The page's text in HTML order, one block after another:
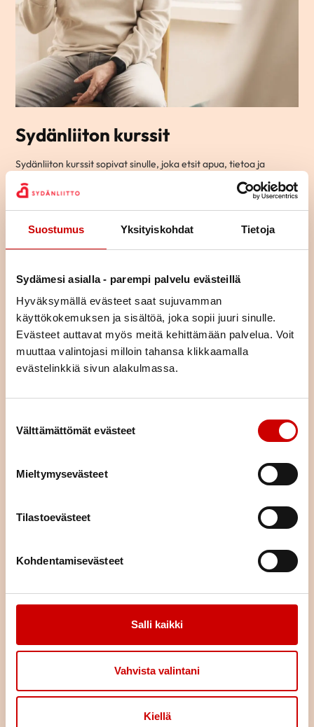
Suostumus Yksityiskohdat Tietoja
Sydämesi asialla - parempi palvelu evästeillä
Hyväksymällä evästeet saat sujuvamman
käyttökokemuksen ja sisältöä, joka sopii juuri sinulle.
Evästeet auttavat myös meitä kehittämään palvelua. Voit
muuttaa valintojasi milloin tahansa klikkaamalla
evästelinkkiä sivun alakulmassa.
Välttämättömät evästeet
Mieltymysevästeet
Tilastoevästeet
Kohdentamisevästeet
Salli kaikki
Vahvista valintani
Kiellä
Sydänliiton kurssit
Sydänliiton kurssit sopivat sinulle, joka etsit apua, tietoa ja
Ryhmämuotoisilla kursseillamme pääset tapaamaan toisia
samassa elämäntilanteessa olevia ja jakamaan kokemuksia
yhdessä tekemisen ja oppimisen kautta.
Osa kursseista on teemallisia kursseja, joissa käsitellään yhtä
Voit tulla kurssille yksin tai yhdessä puolisosi tai läheisesi kanssa.
Kurssimme ovat osallistujille maksuttomia. Voit hakeutua kaikille
kursseille asuinpaikastasi riippumatta.
KURSSIKALENTERI
Löydä oma tukijasi
Oletko sairastunut tai sairastuneen läheinen? Haluaisitko jutella
kokemuksistasi toisen samankaltaista kokeneen kanssa?
Usein saman kokenut osaa parhaiten tukea sydänsairastunutta
tai hänen läheistään ja auttaa jaksamaan arjessa. Kuka vaan voi